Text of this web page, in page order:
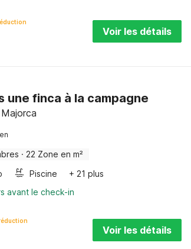
Voir les détails
une finca à la campagne
· 22 Zone en m²
Piscine
+ 21 plus
avant le check-in
Voir les détails